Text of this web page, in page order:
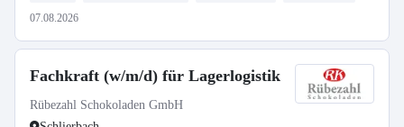
07.08.2026
Fachkraft (w/m/d) für Lagerlogistik
Rübezahl Schokoladen GmbH